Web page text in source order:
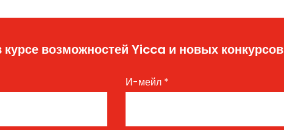
курсе возможностей Yicca и новых конкурсов
И-мейл *